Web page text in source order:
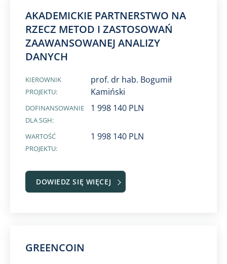
AKADEMICKIE PARTNERSTWO NA
RZECZ METOD I ZASTOSOWAŃ
ZAAWANSOWANEJ ANALIZY
DANYCH
KIEROWNIK
PROJEKTU:
prof. dr hab. Bogumił
Kamiński
DOFINANSOWANIE
DLA SGH:
1 998 140 PLN
WARTOŚĆ
PROJEKTU:
1 998 140 PLN
DOWIEDZ SIĘ WIĘCEJ
GREENCOIN